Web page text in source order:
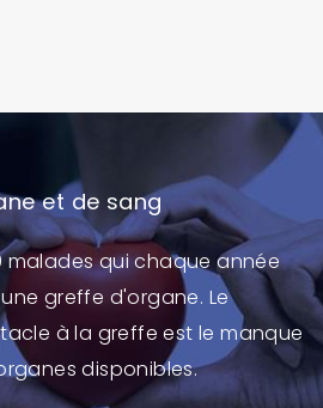
et de sang
malades qui chaque année
greffe d'organe. Le
à la greffe est le manque
disponibles.